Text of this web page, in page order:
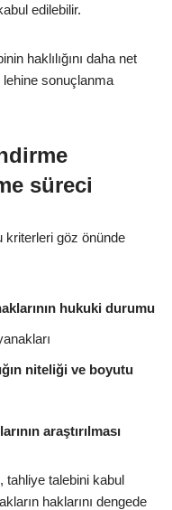
edilebilir.
haklılığını daha net
lehine sonuçlanma
süreci
kriterleri göz önünde
hukuki durumu
niteliği ve boyutu
araştırılması
tahliye talebini kabul
haklarını dengede